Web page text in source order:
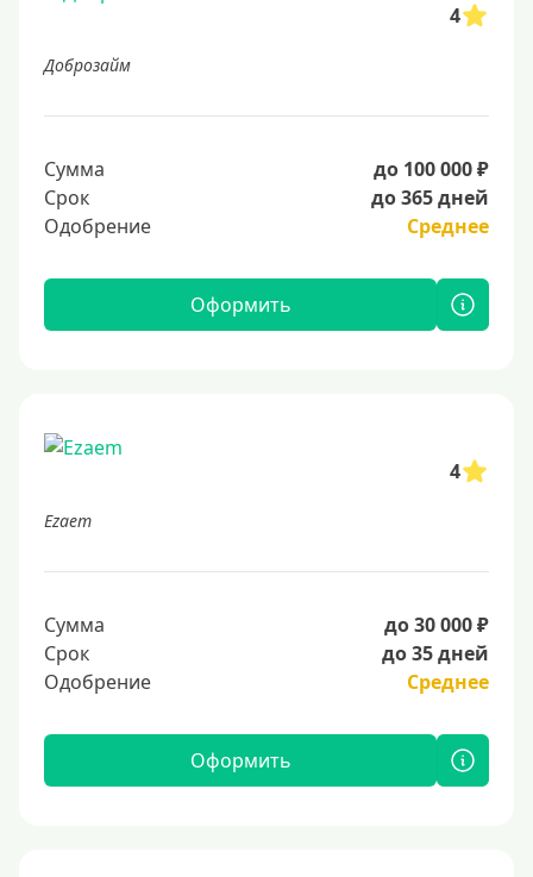
4
Доброзайм
Сумма
до 100 000 ₽
Срок
до 365 дней
Одобрение
Среднее
Оформить
4
Ezaem
Сумма
до 30 000 ₽
Срок
до 35 дней
Одобрение
Среднее
Оформить